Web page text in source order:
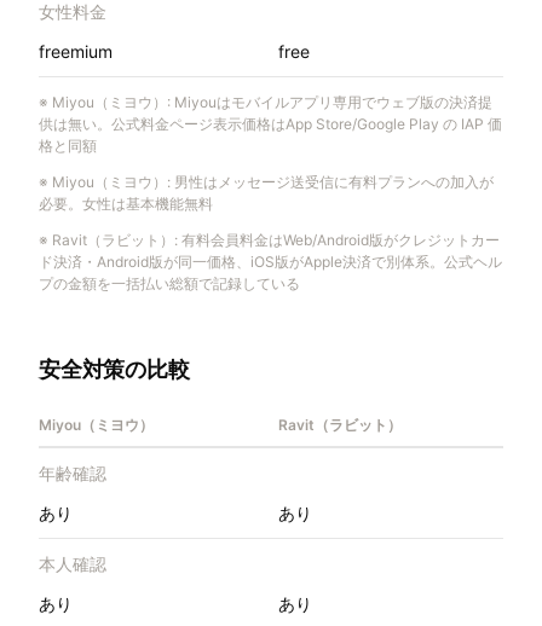
女性料金
freemium
free
※ Miyou（ミヨウ） : Miyouはモバイルアプリ専用でウェブ版の決済提
供は無い。公式料金ページ表示価格はApp Store/Google Play の IAP 価
格と同額
※ Miyou（ミヨウ） : 男性はメッセージ送受信に有料プランへの加入が
必要。女性は基本機能無料
※ Ravit（ラビット） : 有料会員料金はWeb/Android版がクレジットカー
ド決済・Android版が同一価格、iOS版がApple決済で別体系。公式ヘル
プの金額を一括払い総額で記録している
安全対策の比較
Miyou（ミヨウ） Ravit（ラビット）
年齢確認
あり
あり
本人確認
あり
あり